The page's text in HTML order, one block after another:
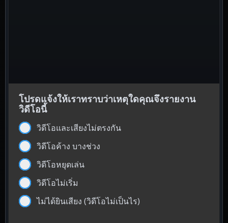
โปรดแจ้งให้เราทราบว่าเหตุใดคุณจึงรายงาน
วิดีโอนี้
วิดีโอและเสียงไม่ตรงกัน
วิดีโอค้าง บางช่วง
วิดีโอหยุดเล่น
วิดีโอไม่เริ่ม
ไม่ได้ยินเสียง (วิดีโอไม่เป็นไร)